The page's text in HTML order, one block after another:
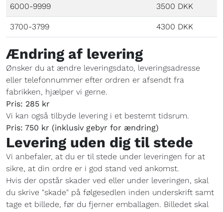
6000-9999 3500 DKK
3700-3799 4300 DKK
Ændring af levering
Ønsker du at ændre leveringsdato, leveringsadresse
eller telefonnummer efter ordren er afsendt fra
fabrikken, hjælper vi gerne.
Pris: 285 kr
Vi kan også tilbyde levering i et bestemt tidsrum.
Pris: 750 kr (inklusiv gebyr for ændring)
Levering uden dig til stede
Vi anbefaler, at du er til stede under leveringen for at
sikre, at din ordre er i god stand ved ankomst.
Hvis der opstår skader ved eller under leveringen, skal
du skrive "skade" på følgesedlen inden underskrift samt
tage et billede, før du fjerner emballagen. Billedet skal